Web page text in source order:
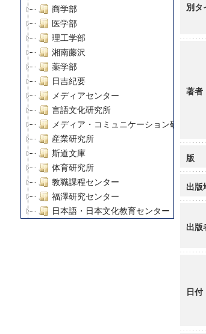
商学部
医学部
理工学部
湘南藤沢
薬学部
日吉紀要
メディアセンター
言語文化研究所
メディア・コミュニケーション研究所
産業研究所
斯道文庫
体育研究所
教職課程センター
福澤研究センター
日本語・日本文化教育センター
デジタルメディア・コンテンツ統合研究
別タ
著者
版
出版
出版
日付